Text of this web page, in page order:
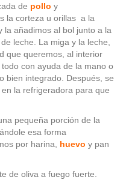
de pollo y
la corteza u orillas a la
la añadimos al bol junto a la
leche. La miga y la leche,
que queremos, al interior
todo con ayuda de la mano o
bien integrado. Después, se
la refrigeradora para que
pequeña porción de la
esa forma
por harina, huevo y pan
de oliva a fuego fuerte.